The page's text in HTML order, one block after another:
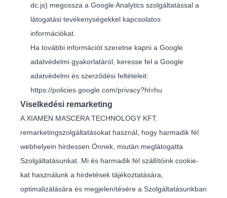
dc.js) megossza a Google Analytics szolgáltatással a
látogatási tevékenységekkel kapcsolatos
információkat.
Ha további információt szeretne kapni a Google
adatvédelmi gyakorlatáról, keresse fel a Google
adatvédelmi és szerződési feltételeit:
https://policies.google.com/privacy?hl=hu
Viselkedési remarketing
A XIAMEN MASCERA TECHNOLOGY KFT.
remarketingszolgáltatásokat használ, hogy harmadik fél
webhelyein hirdessen Önnek, miután meglátogatta
Szolgáltatásunkat. Mi és harmadik fél szállítóink cookie-
kat használunk a hirdetések tájékoztatására,
optimalizálására és megjelenítésére a Szolgáltatásunkban